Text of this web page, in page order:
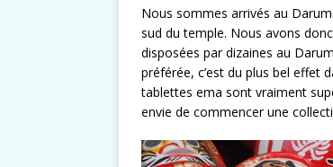
Nous sommes arrivés au
sud du temple. Nous avons
disposées par dizaines au
préférée, c’est du plus bel effet
tablettes ema sont vraiment
envie de commencer une